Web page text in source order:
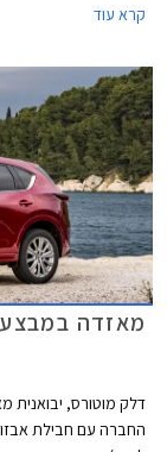
התצוגה של מאזדה בין התאריכים
קרא עוד
מאזדה במבצע -
דלק מוטורס, יבואנית